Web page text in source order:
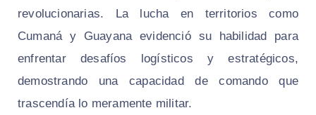
revolucionarias. La lucha en territorios como
Cumaná y Guayana evidenció su habilidad para
enfrentar desafíos logísticos y estratégicos,
demostrando una capacidad de comando que
trascendía lo meramente militar.